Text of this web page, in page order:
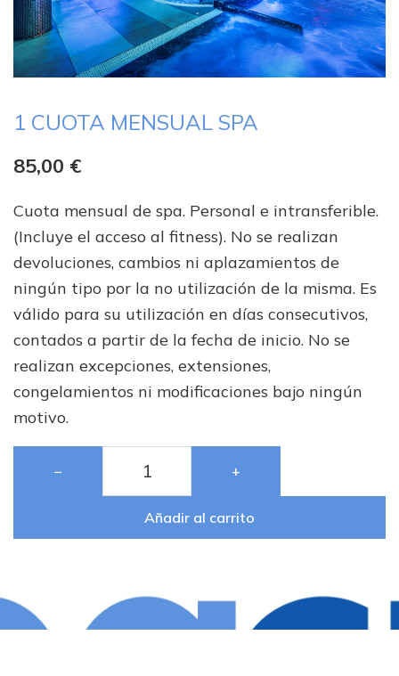
1 CUOTA MENSUAL SPA
85,00 €
Cuota mensual de spa. Personal e intransferible.
(Incluye el acceso al fitness). No se realizan
devoluciones, cambios ni aplazamientos de
ningún tipo por la no utilización de la misma. Es
válido para su utilización en días consecutivos,
contados a partir de la fecha de inicio. No se
realizan excepciones, extensiones,
congelamientos ni modificaciones bajo ningún
motivo.
− +
Añadir al carrito